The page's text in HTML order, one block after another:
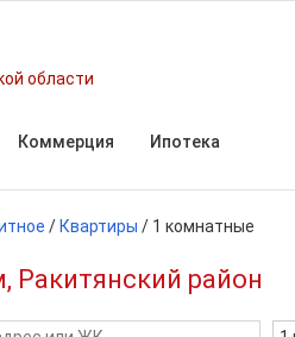
области
Коммерция Ипотека
/ Квартиры / 1 комнатные
Ракитянский район